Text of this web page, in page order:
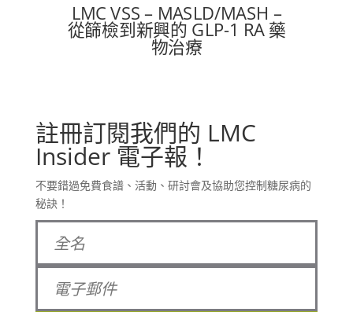
LMC VSS – MASLD/MASH –
從篩檢到新興的 GLP-1 RA 藥
物治療
註冊訂閱我們的 LMC
Insider 電子報！
不要錯過免費食譜、活動、研討會及協助您控制糖尿病的
秘訣！